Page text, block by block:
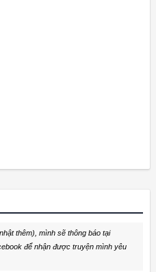
thêm), mình sẽ thông báo tại
để nhận được truyện mình yêu